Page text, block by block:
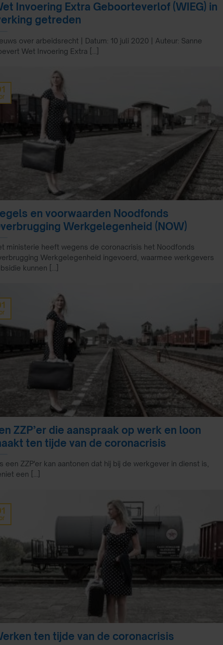
Invoering Extra Geboorteverlof (WIEG) in
getreden
over arbeidsrecht | Datum: 10 juli 2020 | Auteur: Sanne
Wet Invoering Extra [...]
en voorwaarden Noodfonds
Werkgelegenheid (NOW)
ministerie heeft wegens de coronacrisis het Noodfonds
Werkgelegenheid ingevoerd, waarmee werkgevers
kunnen [...]
ZZP’er die aanspraak op werk en loon
ten tijde van de coronacrisis
een ZZP'er kan aantonen dat hij bij de werkgever in dienst is,
een [...]
ten tijde van de coronacrisis